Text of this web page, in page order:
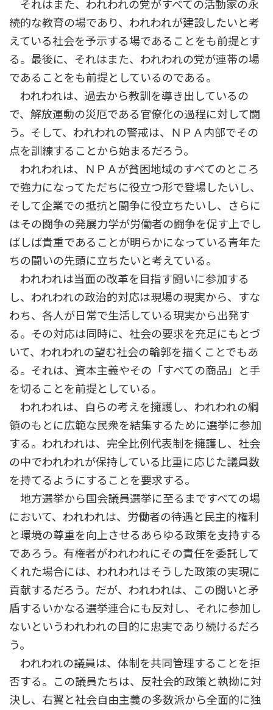
それはまた、われわれの党がすべての活動家の永
続的な教育の場であり、われわれが建設したいと考
えている社会を予示する場であることをも前提とす
る。最後に、それはまた、われわれの党が連帯の場
であることをも前提としているのである。
われわれは、過去から教訓を導き出しているの
で、解放運動の災厄である官僚化の過程に対して闘
う。そして、われわれの警戒は、ＮＰＡ内部でその
点を訓練することから始まるだろう。
われわれは、ＮＰＡが貧困地域のすべてのところ
で強力になってただちに役立つ形で登場したいし、
そして企業での抵抗と闘争に役立ちたいし、さらに
はその闘争の発展力学が労働者の闘争を促す上でし
ばしば貴重であることが明らかになっている青年た
ちの闘いの先頭に立ちたいと考えている。
われわれは当面の改革を目指す闘いに参加する
し、われわれの政治的対応は現場の現実から、すな
わち、各人が日常で生活している現実から出発す
る。その対応は同時に、社会の要求を充足にもとづ
いて、われわれの望む社会の輪郭を描くことでもあ
る。それは、資本主義やその「すべての商品」と手
を切ることを前提としている。
われわれは、自らの考えを擁護し、われわれの綱
領のもとに広範な民衆を結集するために選挙に参加
する。われわれは、完全比例代表制を擁護し、社会
の中でわれわれが保持している比重に応じた議員数
を持てるようにすることを要求する。
地方選挙から国会議員選挙に至るまですべての場
において、われわれは、労働者の待遇と民主的権利
と環境の尊重を向上させるあらゆる政策を支持する
であろう。有権者がわれわれにその責任を委託して
くれた場合には、われわれはそうした政策の実現に
貢献するだろう。だが、われわれは、この闘いと矛
盾するいかなる選挙連合にも反対し、それに参加し
ないというわれわれの目的に忠実であり続けるだろ
う。
われわれの議員は、体制を共同管理することを拒
否する。この議員たちは、反社会的政策と執拗に対
決し、右翼と社会自由主義の多数派から全面的に独